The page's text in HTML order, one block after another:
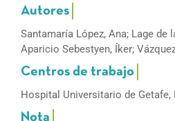
Santamaría López, Ana; Lage de
Aparicio Sebestyen, Íker;
Hospital Universitario de Getafe,